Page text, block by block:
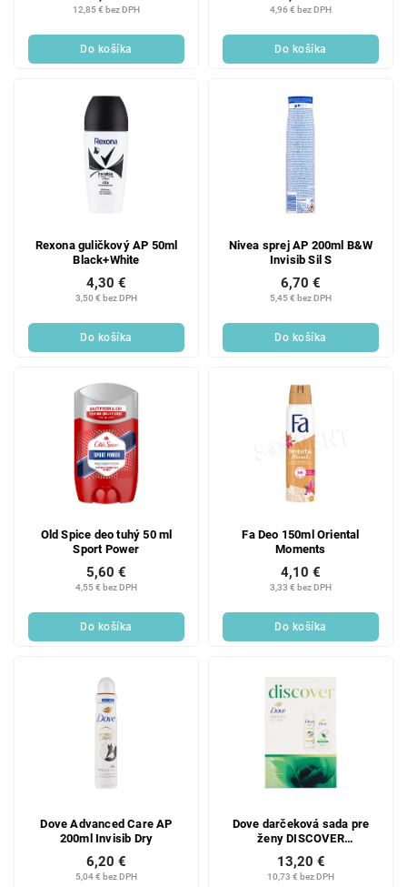
12,85 € bez DPH
Do košíka
4,96 € bez DPH
Do košíka
Rexona guličkový AP 50ml
Black+White
3,50 € bez DPH
4,30 €
Do košíka
Nivea sprej AP 200ml B&W
Invisib Sil S
5,45 € bez DPH
6,70 €
Do košíka
Old Spice deo tuhý 50 ml
Sport Power
4,55 € bez DPH
5,60 €
Do košíka
Fa Deo 150ml Oriental
Moments
3,33 € bez DPH
4,10 €
Do košíka
Dove Advanced Care AP
200ml Invisib Dry
5,04 € bez DPH
6,20 €
Dove darčeková sada pre
ženy DISCOVER
(antiperspirant + sprchový
gél)
10,73 € bez DPH
13,20 €